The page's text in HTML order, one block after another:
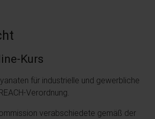
Kurs
für industrielle und gewerbliche
Verordnung.
verabschiedete gemäß der